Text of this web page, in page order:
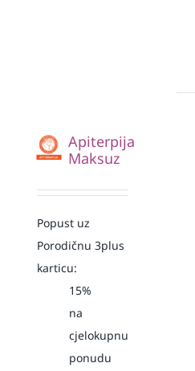
Apiterpija
Maksuz
Popust uz
Porodičnu 3plus
karticu:
15%
na
cjelokupnu
ponudu